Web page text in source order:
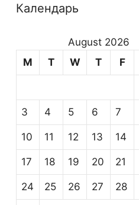
Календарь
August 2026
M
T W T F
3 4 5 6 7
10 11 12 13 14
17 18 19 20 21
24 25 26 27 28